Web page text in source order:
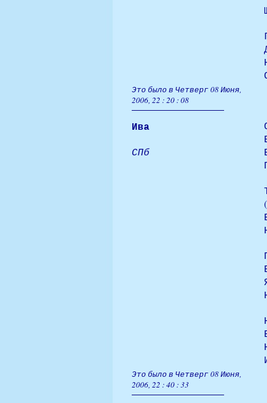
Это было в Четверг 08 Июня,
2006, 22 : 20 : 08
Ива
СПб
Это было в Четверг 08 Июня,
2006, 22 : 40 : 33